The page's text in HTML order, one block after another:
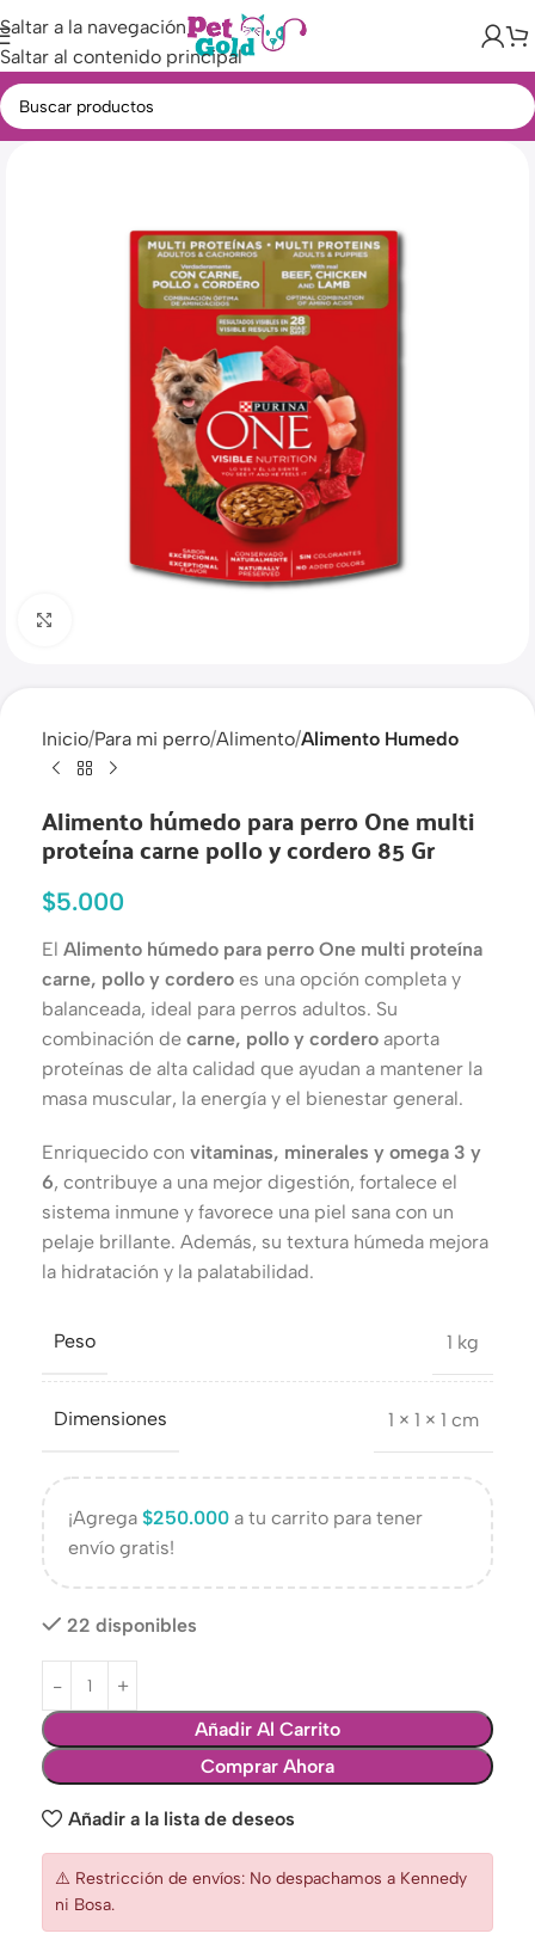
Saltar a la navegación
Saltar al contenido principal
Inicio Para mi perro Alimento Alimento Humedo
Alimento húmedo para perro One multi
proteína carne pollo y cordero 85 Gr
$5.000
El Alimento húmedo para perro One multi proteína
carne, pollo y cordero es una opción completa y
balanceada, ideal para perros adultos. Su
combinación de carne, pollo y cordero aporta
proteínas de alta calidad que ayudan a mantener la
masa muscular, la energía y el bienestar general.
Enriquecido con vitaminas, minerales y omega 3 y
6, contribuye a una mejor digestión, fortalece el
sistema inmune y favorece una piel sana con un
pelaje brillante. Además, su textura húmeda mejora
la hidratación y la palatabilidad.
Peso 1 kg
Dimensiones 1 × 1 × 1 cm
¡Agrega $250.000 a tu carrito para tener
envío gratis!
22 disponibles
Añadir Al Carrito
Comprar Ahora
Añadir a la lista de deseos
⚠️ Restricción de envíos: No despachamos a Kennedy
ni Bosa.